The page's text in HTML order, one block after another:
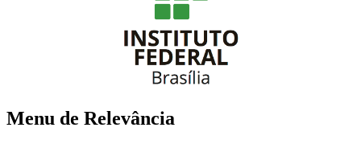
Menu de Relevância